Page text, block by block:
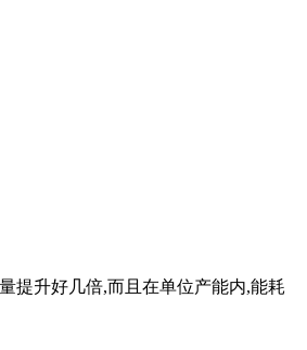
提升好几倍,而且在单位产能内,能耗